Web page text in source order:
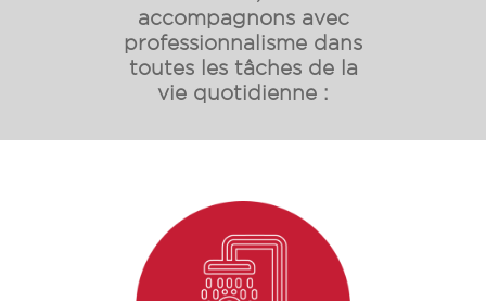
accompagnons avec
professionnalisme dans
toutes les tâches de la
vie quotidienne :